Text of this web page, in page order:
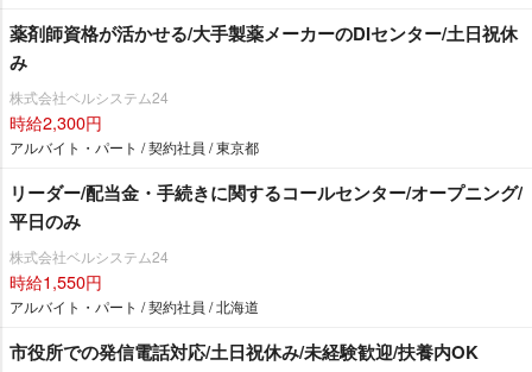
薬剤師資格が活かせる/大手製薬メーカーのDIセンター/土日祝休
み
株式会社ベルシステム24
時給2,300円
アルバイト・パート / 契約社員 / 東京都
リーダー/配当金・手続きに関するコールセンター/オープニング/
平日のみ
株式会社ベルシステム24
時給1,550円
アルバイト・パート / 契約社員 / 北海道
市役所での発信電話対応/土日祝休み/未経験歓迎/扶養内OK